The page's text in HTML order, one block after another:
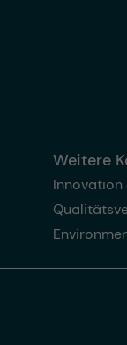
Weitere
Innovation